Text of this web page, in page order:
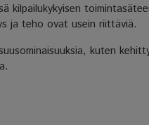
kilpailukykyisen
ja teho ovat usein riittäviä.
kuten